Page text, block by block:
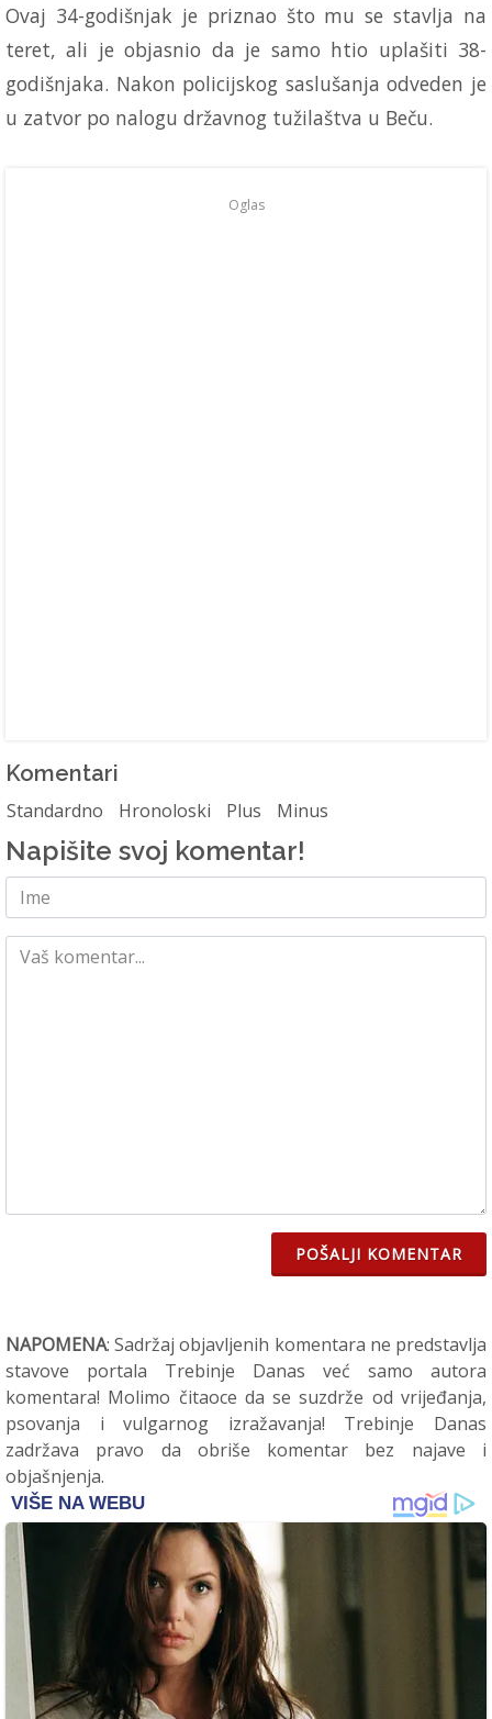
Ovaj 34-godišnjak je priznao što mu se stavlja na
teret, ali je objasnio da je samo htio uplašiti 38-
godišnjaka. Nakon policijskog saslušanja odveden je
u zatvor po nalogu državnog tužilaštva u Beču.
Oglas
Komentari
Standardno Hronoloski Plus Minus
Napišite svoj komentar!
POŠALJI KOMENTAR
NAPOMENA: Sadržaj objavljenih komentara ne predstavlja
stavove portala Trebinje Danas već samo autora
komentara! Molimo čitaoce da se suzdrže od vrijeđanja,
psovanja i vulgarnog izražavanja! Trebinje Danas
zadržava pravo da obriše komentar bez najave i
objašnjenja.